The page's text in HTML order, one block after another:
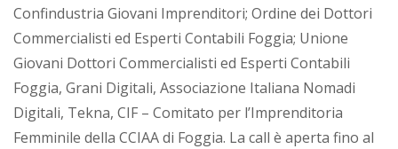
Confindustria Giovani Imprenditori; Ordine dei Dottori
Commercialisti ed Esperti Contabili Foggia; Unione
Giovani Dottori Commercialisti ed Esperti Contabili
Foggia, Grani Digitali, Associazione Italiana Nomadi
Digitali, Tekna, CIF – Comitato per l’Imprenditoria
Femminile della CCIAA di Foggia. La call è aperta fino al